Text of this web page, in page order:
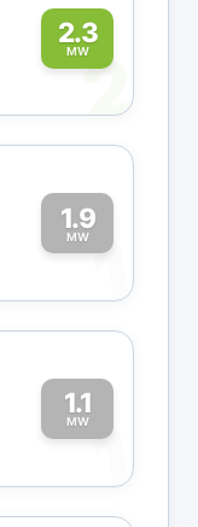
2.3
MW2
1.9
MW1
1.1
MW1